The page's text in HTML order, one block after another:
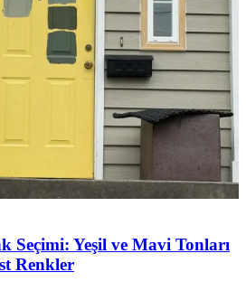
Seçimi: Yeşil ve Mavi Tonları
Renkler